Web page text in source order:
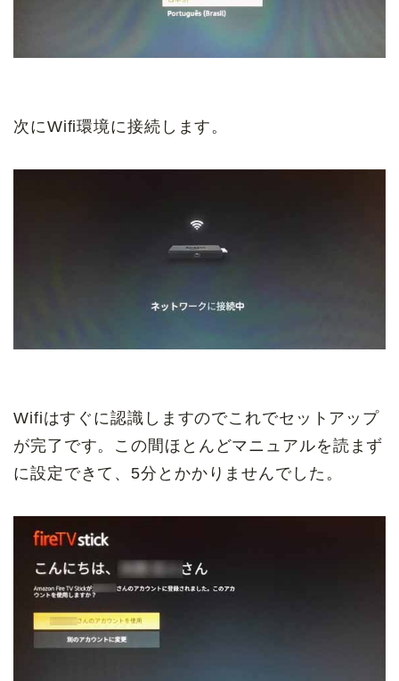
次にWifi環境に接続します。
Wifiはすぐに認識しますのでこれでセットアップ
が完了です。この間ほとんどマニュアルを読まず
に設定できて、5分とかかりませんでした。